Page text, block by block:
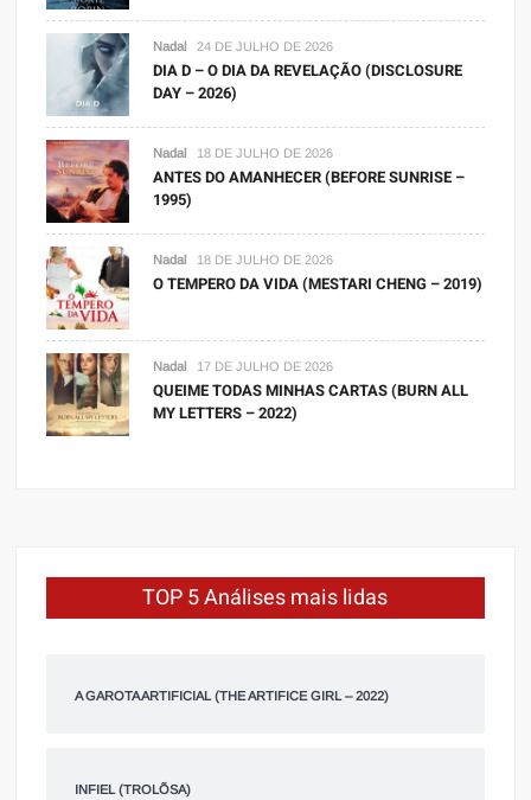
Nadal 24 DE JULHO DE 2026
DIA D – O DIA DA REVELAÇÃO (DISCLOSURE
DAY – 2026)
Nadal 18 DE JULHO DE 2026
ANTES DO AMANHECER (BEFORE SUNRISE –
1995)
Nadal 18 DE JULHO DE 2026
O TEMPERO DA VIDA (MESTARI CHENG – 2019)
Nadal 17 DE JULHO DE 2026
QUEIME TODAS MINHAS CARTAS (BURN ALL
MY LETTERS – 2022)
TOP 5 Análises mais lidas
A GAROTA ARTIFICIAL (THE ARTIFICE GIRL – 2022)
INFIEL (TROLÕSA)